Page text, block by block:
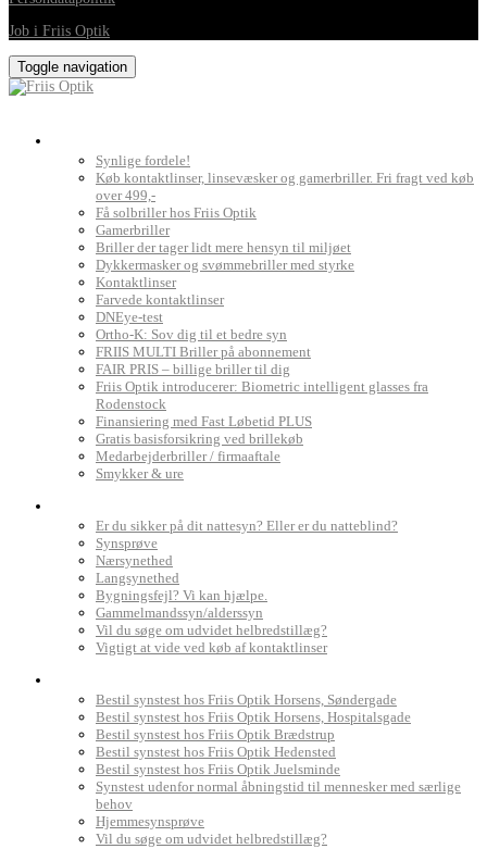
Job i Friis Optik
Toggle navigation
Synlige fordele!
Køb kontaktlinser, linsevæsker og gamerbriller. Fri fragt ved køb
over 499,-
Få solbriller hos Friis Optik
Gamerbriller
Briller der tager lidt mere hensyn til miljøet
Dykkermasker og svømmebriller med styrke
Kontaktlinser
Farvede kontaktlinser
DNEye-test
Ortho-K: Sov dig til et bedre syn
FRIIS MULTI Briller på abonnement
FAIR PRIS – billige briller til dig
Friis Optik introducerer: Biometric intelligent glasses fra
Rodenstock
Finansiering med Fast Løbetid PLUS
Gratis basisforsikring ved brillekøb
Medarbejderbriller / firmaaftale
Smykker & ure
Er du sikker på dit nattesyn? Eller er du natteblind?
Synsprøve
Nærsynethed
Langsynethed
Bygningsfejl? Vi kan hjælpe.
Gammelmandssyn/alderssyn
Vil du søge om udvidet helbredstillæg?
Vigtigt at vide ved køb af kontaktlinser
Bestil synstest hos Friis Optik Horsens, Søndergade
Bestil synstest hos Friis Optik Horsens, Hospitalsgade
Bestil synstest hos Friis Optik Brædstrup
Bestil synstest hos Friis Optik Hedensted
Bestil synstest hos Friis Optik Juelsminde
Synstest udenfor normal åbningstid til mennesker med særlige
behov
Hjemmesynsprøve
Vil du søge om udvidet helbredstillæg?